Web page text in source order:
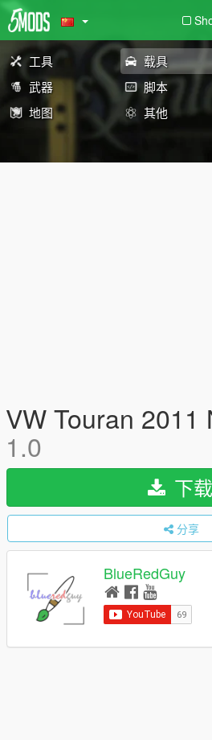
工具 载具
武器
脚本
地图
其他
VW Touran 2011
1.0
下载
分享
BlueRedGuy